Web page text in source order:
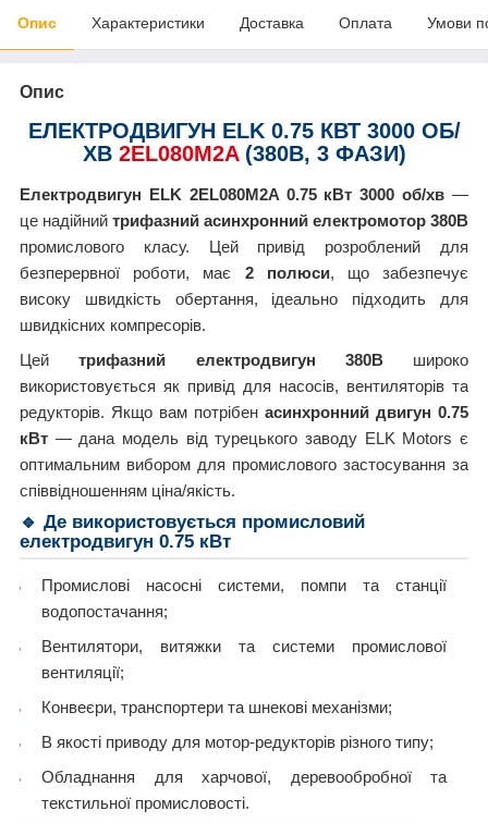
Опис Характеристики Доставка Оплата Умови
Опис
ЕЛЕКТРОДВИГУН ELK 0.75 КВТ 3000 ОБ/
ХВ 2EL080M2A(380В, 3 ФАЗИ)
Електродвигун ELK 2EL080M2A 0.75 кВт 3000 об/хв —
це надійний трифазний асинхронний електромотор 380В
промислового класу. Цей привід розроблений для
безперервної роботи, має 2 полюси, що забезпечує
високу швидкість обертання, ідеально підходить для
швидкісних компресорів.
Цейтрифазний електродвигун 380Вшироко
використовується як привід для насосів, вентиляторів та
редукторів. Якщо вам потрібен асинхронний двигун 0.75
кВт — дана модель від турецького заводу ELK Motors є
оптимальним вибором для промислового застосування за
співвідношенням ціна/якість.
🔹 Де використовується промисловий
електродвигун 0.75 кВт
Промислові насосні системи, помпи та станції
водопостачання;
Вентилятори, витяжки та системи промислової
вентиляції;
Конвеєри, транспортери та шнекові механізми;
В якості приводу для мотор-редукторів різного типу;
Обладнання для харчової, деревообробної та
текстильної промисловості.